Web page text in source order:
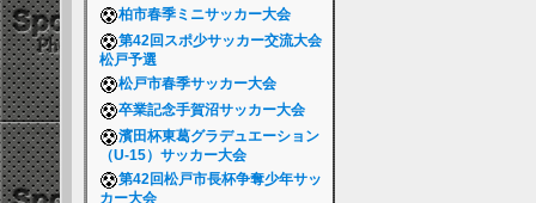
柏市春季ミニサッカー大会
第42回スポ少サッカー交流大会
松戸予選
松戸市春季サッカー大会
卒業記念手賀沼サッカー大会
濱田杯東葛グラデュエーション
（U-15）サッカー大会
第42回松戸市長杯争奪少年サッ
カー大会